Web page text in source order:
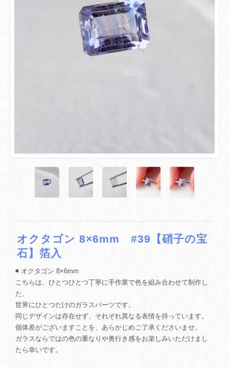
オクタゴン 8×6mm #39【硝子の宝
石】箔入
◾️ オクタゴン 8×6mm
こちらは、ひとつひとつ丁寧に手作業で色を組み合わせて制作し
た、
世界にひとつだけのガラスパーツです。
同じデザインは存在せず、それぞれ異なる表情を持っています。
個体差がございますことを、あらかじめご了承くださいませ。
ガラスならではの色の重なりや奥行き感をお楽しみいただけまし
たら幸いです。